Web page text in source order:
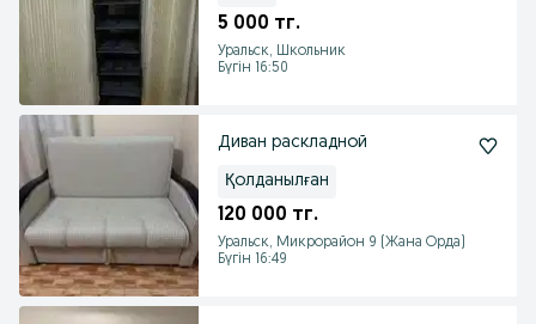
5 000 тг.
Уральск, Школьник
Бүгін 16:50
Диван раскладной
Қолданылған
120 000 тг.
Уральск, Микрорайон 9 (Жана Орда)
Бүгін 16:49